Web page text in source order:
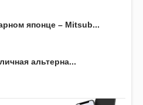
японце – Mitsub...
альтерна...